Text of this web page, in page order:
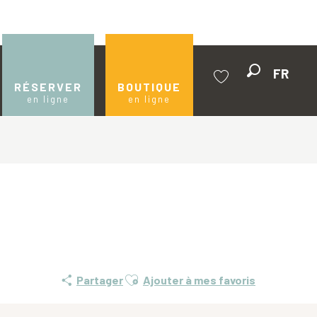
RÉSERVER
en ligne
BOUTIQUE
en ligne
FR
PartagerAjouter aux favoris
Ajouter à mes favoris